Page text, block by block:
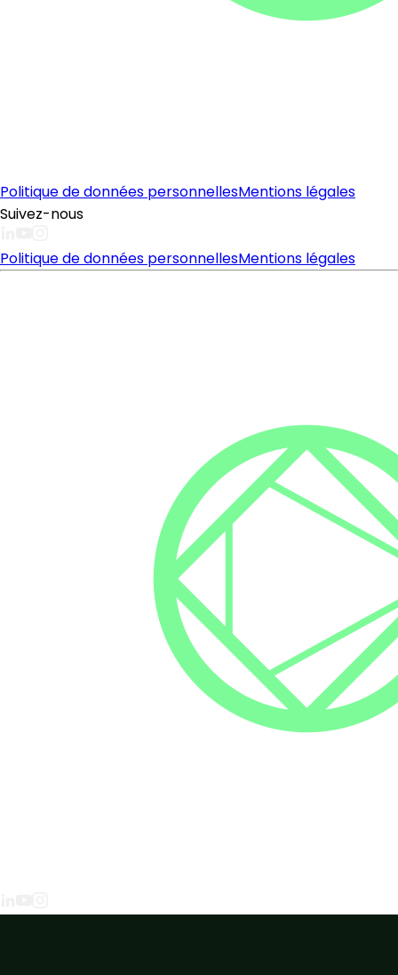
Politique de données personnellesMentions légales
Suivez-nous
Politique de données personnellesMentions légales